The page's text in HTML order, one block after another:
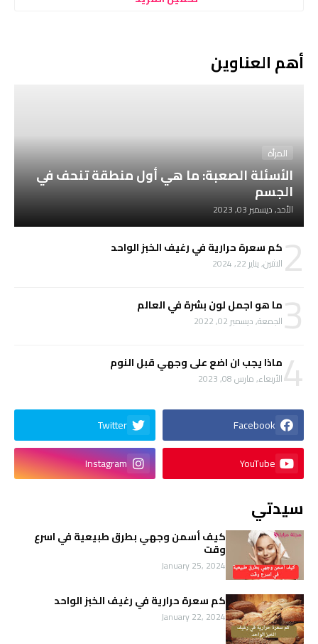
أهم العناوين
المرأة
الأسئلة الصعبة: ما هي أول منطقة تنحف في
الجسم
الأحد, ديسمبر 03, 2023
2كم سعرة حرارية في رغيف الخبز الواحد
الاثنين, يناير 22, 2024
3ما هو اجمل لون بشرة في العالم
الجمعة, ديسمبر 02, 2022
4ماذا يجب ان اضع على وجهي قبل النوم
الأربعاء, مارس 08, 2023
Facebook
Twitter
YouTube
Instagram
سيدتي
كيف أسمن وجهي بطرق طبيعية في اسرع
وقت
January 25, 2024
كم سعرة حرارية في رغيف الخبز الواحد
January 22, 2024